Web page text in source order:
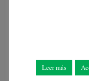
setembre 2024
Leer más